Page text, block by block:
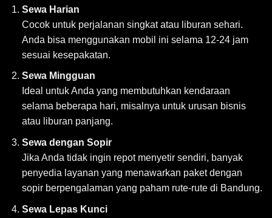
Sewa Harian
Cocok untuk perjalanan singkat atau liburan sehari.
Anda bisa menggunakan mobil ini selama 12-24 jam
sesuai kesepakatan.
Sewa Mingguan
Ideal untuk Anda yang membutuhkan kendaraan
selama beberapa hari, misalnya untuk urusan bisnis
atau liburan panjang.
Sewa dengan Sopir
Jika Anda tidak ingin repot menyetir sendiri, banyak
penyedia layanan yang menawarkan paket dengan
sopir berpengalaman yang paham rute-rute di Bandung.
Sewa Lepas Kunci